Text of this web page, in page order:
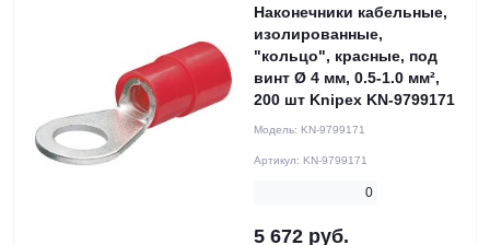
Наконечники кабельные,
изолированные,
"кольцо", красные, под
винт Ø 4 мм, 0.5-1.0 мм²,
200 шт Knipex KN-9799171
Модель: KN-9799171
Артикул: KN-9799171
0
5 672 руб.